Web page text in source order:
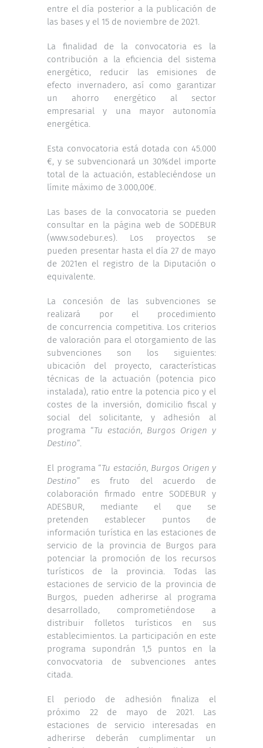
entre el día posterior a la publicación de
las bases y el 15 de noviembre de 2021.
La finalidad de la convocatoria es la
contribución a la eficiencia del sistema
energético, reducir las emisiones de
efecto invernadero, así como garantizar
un ahorro energético al sector
empresarial y una mayor autonomía
energética.
Esta convocatoria está dotada con 45.000
€, y se subvencionará un 30%del importe
total de la actuación, estableciéndose un
límite máximo de 3.000,00€.
Las bases de la convocatoria se pueden
consultar en la página web de SODEBUR
(www.sodebur.es). Los proyectos se
pueden presentar hasta el día 27 de mayo
de 2021en el registro de la Diputación o
equivalente.
La concesión de las subvenciones se
realizará por el procedimiento
de concurrencia competitiva. Los criterios
de valoración para el otorgamiento de las
subvenciones son los siguientes:
ubicación del proyecto, características
técnicas de la actuación (potencia pico
instalada), ratio entre la potencia pico y el
costes de la inversión, domicilio fiscal y
social del solicitante, y adhesión al
programa “Tu estación, Burgos Origen y
Destino”.
El programa “Tu estación, Burgos Origen y
Destino” es fruto del acuerdo de
colaboración firmado entre SODEBUR y
ADESBUR, mediante el que se
pretenden establecer puntos de
información turística en las estaciones de
servicio de la provincia de Burgos para
potenciar la promoción de los recursos
turísticos de la provincia. Todas las
estaciones de servicio de la provincia de
Burgos, pueden adherirse al programa
desarrollado, comprometiéndose a
distribuir folletos turísticos en sus
establecimientos. La participación en este
programa supondrán 1,5 puntos en la
convocvatoria de subvenciones antes
citada.
El periodo de adhesión finaliza el
próximo 22 de mayo de 2021. Las
estaciones de servicio interesadas en
adherirse deberán cumplimentar un